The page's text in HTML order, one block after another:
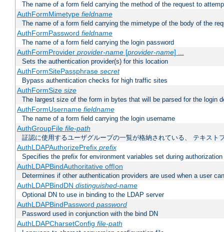
The name of a form field carrying the method of the request to
AuthFormMimetype fieldname
The name of a form field carrying the mimetype of the body of the
AuthFormPassword fieldname
The name of a form field carrying the login password
AuthFormProvider provider-name[provider-name] ...
Sets the authentication provider(s) for this location
AuthFormSitePassphrase secret
Bypass authentication checks for high traffic sites
AuthFormSize size
The largest size of the form in bytes that will be parsed for the login
AuthFormUsername fieldname
The name of a form field carrying the login username
AuthGroupFile file-path
証認に使用するユーザグループの一覧が格納されている、 テキスト
AuthLDAPAuthorizePrefix prefix
Specifies the prefix for environment variables set during authorization
AuthLDAPBindAuthoritative off|on
Determines if other authentication providers are used when a user
AuthLDAPBindDN distinguished-name
Optional DN to use in binding to the LDAP server
AuthLDAPBindPassword password
Password used in conjunction with the bind DN
AuthLDAPCharsetConfig file-path